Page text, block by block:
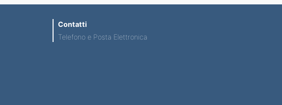
Contatti
Telefono e Posta Elettronica